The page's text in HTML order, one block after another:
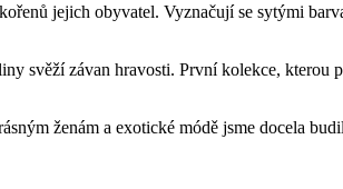
jejich obyvatel. Vyznačují se sytými
svěží závan hravosti. První kolekce, kterou
ženám a exotické módě jsme docela